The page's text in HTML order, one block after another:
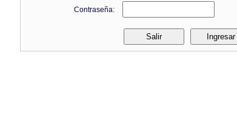
Contraseña: